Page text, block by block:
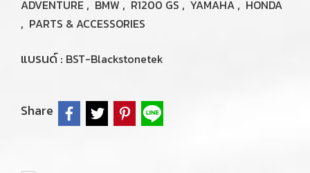
ADVENTURE , BMW , R1200 GS , YAMAHA , HONDA
, PARTS & ACCESSORIES
แบรนด์ : BST-Blackstonetek
Share